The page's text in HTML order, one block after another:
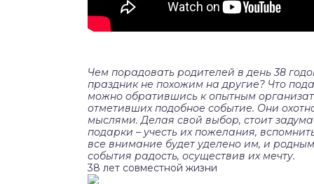
Чем порадовать родителей в день 38
праздник не похожим на другие? Что
можно обратившись к опытным
отметивших подобное событие. Они
мыслями. Делая свой выбор, стоит
подарки – учесть их пожелания,
все внимание будет уделено им, и
события радость, осуществив их мечту.
38 лет совместной жизни